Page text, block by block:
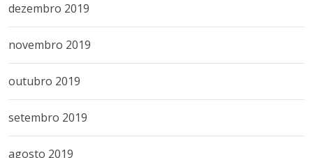
dezembro 2019
novembro 2019
outubro 2019
setembro 2019
agosto 2019